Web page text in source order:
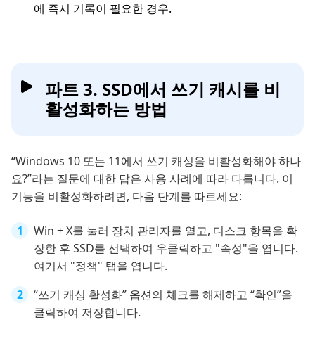
에 즉시 기록이 필요한 경우.
파트 3. SSD에서 쓰기 캐시를 비
활성화하는 방법
“Windows 10 또는 11에서 쓰기 캐싱을 비활성화해야 하나
요?”라는 질문에 대한 답은 사용 사례에 따라 다릅니다. 이
기능을 비활성화하려면, 다음 단계를 따르세요:
Win + X를 눌러 장치 관리자를 열고, 디스크 항목을 확
장한 후 SSD를 선택하여 우클릭하고 "속성"을 엽니다.
여기서 "정책" 탭을 엽니다.
“쓰기 캐싱 활성화” 옵션의 체크를 해제하고 “확인”을
클릭하여 저장합니다.